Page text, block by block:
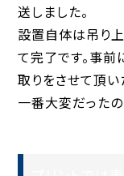
送しました。
設置自体は吊り
て完了です。事
取りをさせて頂い
一番大変だった